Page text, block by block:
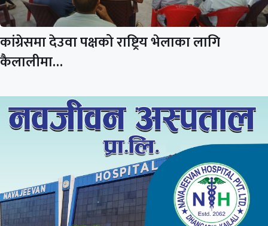
कांग्रेसमा देउवा पक्षको राष्ट्रिय भेलाका लागि
कैलालीमा…